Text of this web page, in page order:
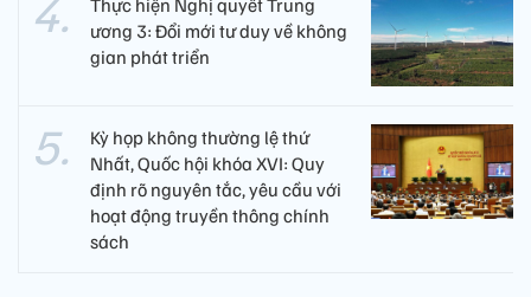
ương 3: Đổi mới tư duy về không
gian phát triển
Kỳ họp không thường lệ thứ
Nhất, Quốc hội khóa XVI: Quy
định rõ nguyên tắc, yêu cầu với
hoạt động truyền thông chính
sách